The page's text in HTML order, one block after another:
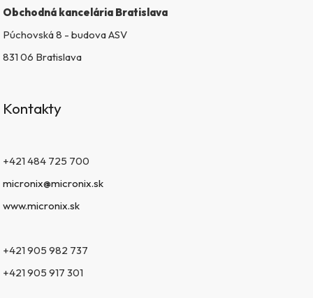
Obchodná kancelária Bratislava
Púchovská 8 - budova ASV
831 06 Bratislava
Kontakty
+421 484 725 700
micronix@micronix.sk
www.micronix.sk
+421 905 982 737
+421 905 917 301